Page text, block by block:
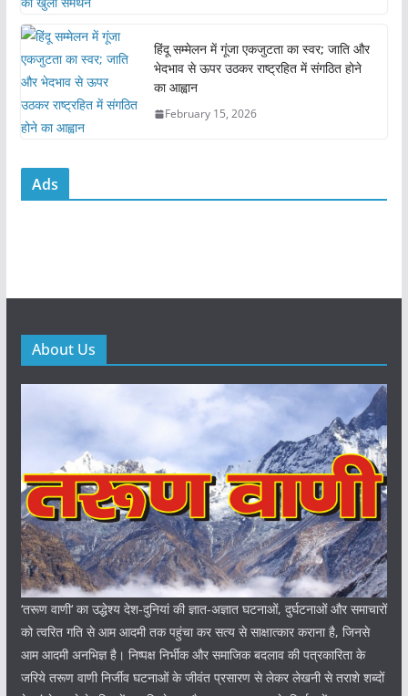
हिंदू सम्मेलन में गूंजा एकजुटता का स्वर; जाति और
भेदभाव से ऊपर उठकर राष्ट्रहित में संगठित होने
का आह्वान
February 15, 2026
Ads
About Us
‘तरूण वाणी‘ का उद्धेश्य देश-दुनियां की ज्ञात-अज्ञात घटनाओं, दुर्घटनाओं और समाचारों
को त्वरित गति से आम आदमी तक पहुंचा कर सत्य से साक्षात्कार कराना है, जिनसे
आम आदमी अनभिज्ञ है। निष्पक्ष निर्भीक और समाजिक बदलाव की पत्रकारिता के
जरिये तरूण वाणी निर्जीव घटनाओं के जीवंत प्रसारण से लेकर लेखनी से तराशे शब्दों